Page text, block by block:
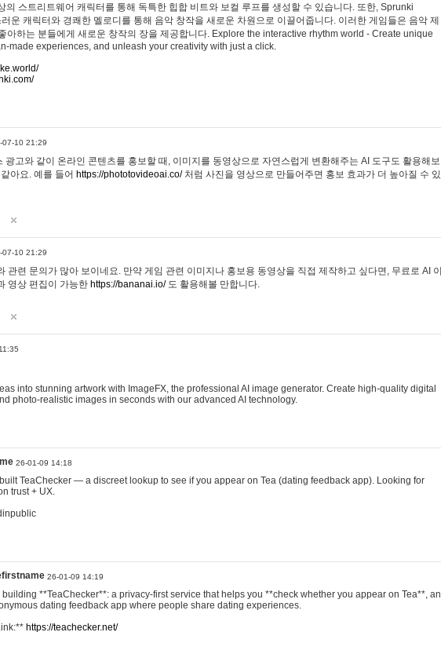
의 스트리트웨어 캐릭터를 통해 독특한 힙합 비트와 보컬 루프를 생성할 수 있습니다. 또한, Sprunki
운 캐릭터와 경쾌한 멜로디를 통해 음악 창작을 새로운 차원으로 이끌어줍니다. 이러한 게임들은 음악 제
아하는 분들에게 새로운 창작의 장을 제공합니다. Explore the interactive rhythm world - Create unique
made experiences, and unleash your creativity with just a click.
07-10 21:29
광고와 같이 온라인 콘텐츠를 홍보할 때, 이미지를 동영상으로 자연스럽게 변환해주는 AI 도구도 활용해보
아요. 예를 들어 https://phototovideoai.co/처럼 사진을 영상으로 만들어주면 홍보 효과가 더 높아질 수 있
07-10 21:29
관련 문의가 많아 보이네요. 만약 게임 관련 이미지나 홍보용 동영상을 직접 제작하고 싶다면, 무료로 AI 이
영상 편집이 가능한 https://bananai.io/도 활용해볼 만합니다.
into stunning artwork with ImageFX, the professional AI image generator. Create high-quality digital
photo-realistic images in seconds with our advanced AI technology.
26-01-09 14:18
TeaChecker — a discreet lookup to see if you appear on Tea (dating feedback app). Looking for
trust + UX.
26-01-09 14:19
building **TeaChecker**: a privacy-first service that helps you **check whether you appear on Tea**, an
dating feedback app where people share dating experiences.
https://teachecker.net/